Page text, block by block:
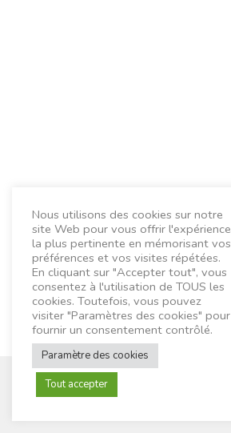
Nous connaître
Nous utilisons des cookies sur notre
site Web pour vous offrir l'expérience
la plus pertinente en mémorisant vos
préférences et vos visites répétées.
En cliquant sur "Accepter tout", vous
consentez à l'utilisation de TOUS les
cookies. Toutefois, vous pouvez
visiter "Paramètres des cookies" pour
fournir un consentement contrôlé.
Paramètre des cookies
Tout accepter